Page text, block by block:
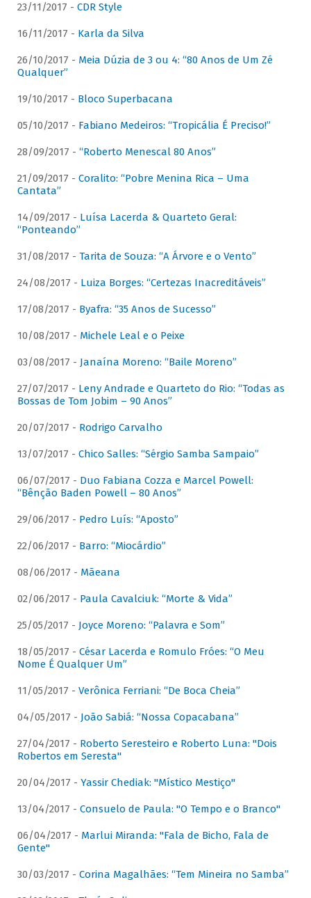
23/11/2017 - CDR Style
16/11/2017 - Karla da Silva
26/10/2017 - Meia Dúzia de 3 ou 4: “80 Anos de Um Zé
Qualquer”
19/10/2017 - Bloco Superbacana
05/10/2017 - Fabiano Medeiros: “Tropicália É Preciso!”
28/09/2017 - “Roberto Menescal 80 Anos”
21/09/2017 - Coralito: “Pobre Menina Rica – Uma
Cantata”
14/09/2017 - Luísa Lacerda & Quarteto Geral:
“Ponteando”
31/08/2017 - Tarita de Souza: “A Árvore e o Vento”
24/08/2017 - Luiza Borges: “Certezas Inacreditáveis”
17/08/2017 - Byafra: “35 Anos de Sucesso”
10/08/2017 - Michele Leal e o Peixe
03/08/2017 - Janaína Moreno: “Baile Moreno”
27/07/2017 - Leny Andrade e Quarteto do Rio: “Todas as
Bossas de Tom Jobim – 90 Anos”
20/07/2017 - Rodrigo Carvalho
13/07/2017 - Chico Salles: “Sérgio Samba Sampaio”
06/07/2017 - Duo Fabiana Cozza e Marcel Powell:
“Bênção Baden Powell – 80 Anos”
29/06/2017 - Pedro Luís: “Aposto”
22/06/2017 - Barro: “Miocárdio”
08/06/2017 - Mãeana
02/06/2017 - Paula Cavalciuk: “Morte & Vida”
25/05/2017 - Joyce Moreno: “Palavra e Som”
18/05/2017 - César Lacerda e Romulo Fróes: “O Meu
Nome É Qualquer Um”
11/05/2017 - Verônica Ferriani: “De Boca Cheia”
04/05/2017 - João Sabiá: “Nossa Copacabana”
27/04/2017 - Roberto Seresteiro e Roberto Luna: "Dois
Robertos em Seresta"
20/04/2017 - Yassir Chediak: "Místico Mestiço"
13/04/2017 - Consuelo de Paula: "O Tempo e o Branco"
06/04/2017 - Marlui Miranda: "Fala de Bicho, Fala de
Gente"
30/03/2017 - Corina Magalhães: “Tem Mineira no Samba”